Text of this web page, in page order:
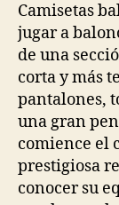
Camisetas
jugar a
de una
corta y más
pantalones,
una gran
comience el
prestigiosa
conocer su